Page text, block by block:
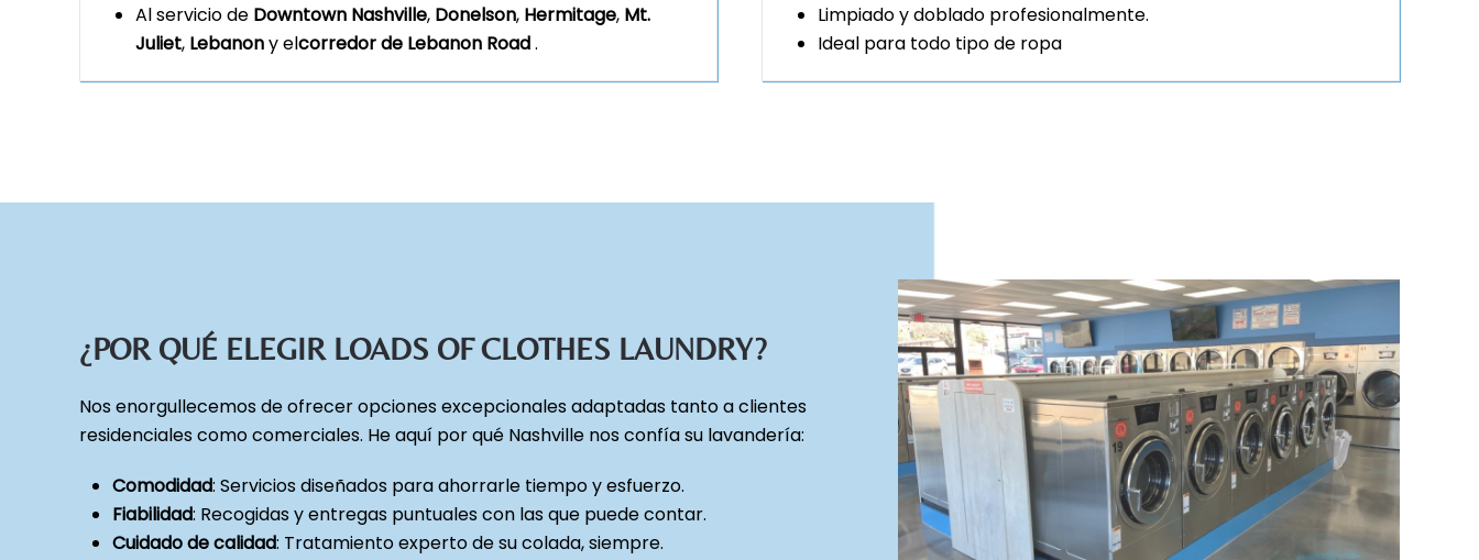
Al servicio de Downtown Nashville, Donelson, Hermitage, Mt.
Juliet, Lebanony elcorredor de Lebanon Road.
Limpiado y doblado profesionalmente.
Ideal para todo tipo de ropa
¿POR QUÉ ELEGIR LOADS OF CLOTHES LAUNDRY?
Nos enorgullecemos de ofrecer opciones excepcionales adaptadas tanto a clientes
residenciales como comerciales. He aquí por qué Nashville nos confía su lavandería:
Comodidad: Servicios diseñados para ahorrarle tiempo y esfuerzo.
Fiabilidad: Recogidas y entregas puntuales con las que puede contar.
Cuidado de calidad: Tratamiento experto de su colada, siempre.